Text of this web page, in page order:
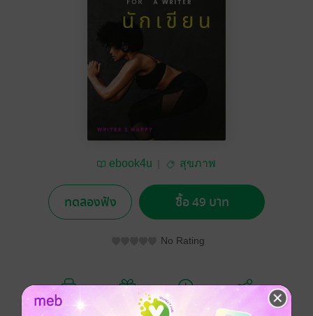
ebook4u สุขภาพ
ทดลองฟัง ซื้อ 49 บาท
No Rating
อยากได้ ซื้อเป็นของขวัญ แชร์